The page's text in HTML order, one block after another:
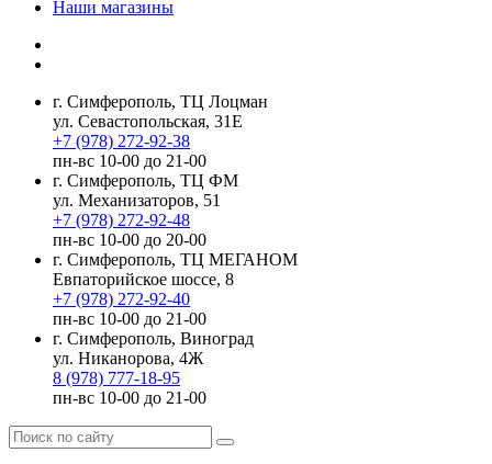
Наши магазины
г. Симферополь, ТЦ Лоцман
ул. Севастопольская, 31Е
+7 (978) 272-92-38
пн-вс 10-00 до 21-00
г. Симферополь, ТЦ ФМ
ул. Механизаторов, 51
+7 (978) 272-92-48
пн-вс 10-00 до 20-00
г. Симферополь, ТЦ МЕГАНОМ
Евпаторийское шоссе, 8
+7 (978) 272-92-40
пн-вс 10-00 до 21-00
г. Симферополь, Виноград
ул. Никанорова, 4Ж
8 (978) 777-18-95
пн-вс 10-00 до 21-00